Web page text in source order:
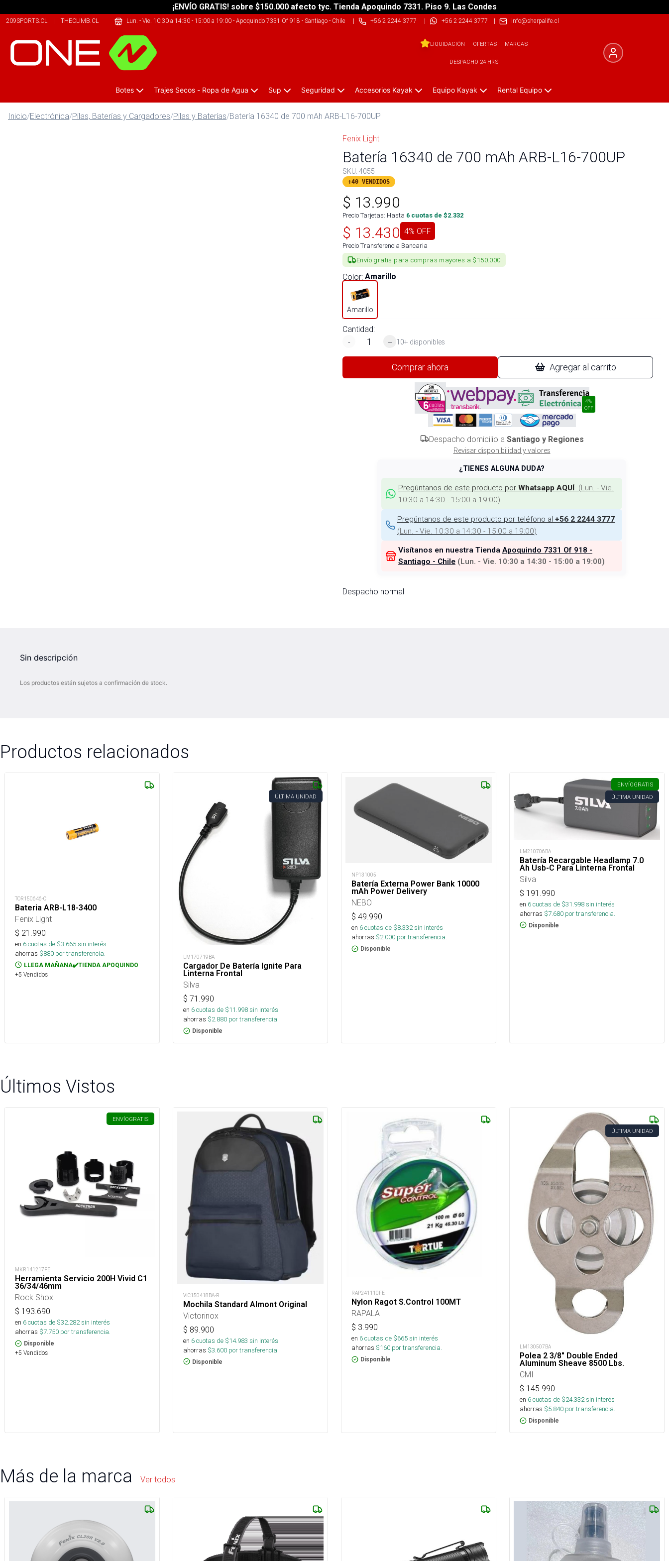
¡ENVÍO GRATIS! sobre $150.000 afecto tyc. Tienda Apoquindo 7331. Piso 9. Las Condes
209SPORTS.CL | THECLIMB.CL SAFELIFE.CL
Lun. - Vie. 10:30 a 14:30 - 15:00 a 19:00- Apoquindo 7331 Of 918 - Santiago - Chile| +56 2 2244 3777 | +56 2 2244 3777 | info@sherpalife.cl
LIQUIDACIÓN OFERTAS MARCAS
DESPACHO 24 HRS
Botes Trajes Secos - Ropa de Agua Sup Seguridad Accesorios Kayak Equipo Kayak Rental Equipo
Inicio/Electrónica/Pilas, Baterías y Cargadores/Pilas y Baterías/Batería 16340 de 700 mAh ARB-L16-700UP
Fenix Light
Batería 16340 de 700 mAh ARB-L16-700UP
SKU: 4055
+40 VENDIDOS
$ 13.990
Precio Tarjetas: Hasta 6 cuotas de $2.332
$ 13.430 4% OFF
Precio Transferencia Bancaria
Envío gratis para compras mayores a $150.000
Color: Amarillo
Amarillo
Cantidad:
-
+ 10+ disponibles
Comprar ahora Agregar al carrito
4%
OFF
Despacho domicilio a Santiago y Regiones
Revisar disponibilidad y valores
¿TIENES ALGUNA DUDA?
Pregúntanos de este producto por Whatsapp AQUÍ (Lun. - Vie.
10:30 a 14:30 - 15:00 a 19:00)
Pregúntanos de este producto por teléfono al +56 2 2244 3777
(Lun. - Vie. 10:30 a 14:30 - 15:00 a 19:00)
Visítanos en nuestra Tienda Apoquindo 7331 Of 918 -
Santiago - Chile (Lun. - Vie. 10:30 a 14:30 - 15:00 a 19:00)
Despacho normal
Sin descripción
Los productos están sujetos a confirmación de stock.
Productos relacionados
TOR150646-C
Bateria ARB-L18-3400
Fenix Light
$ 21.990
en 6cuotas de $3.665sin interés
ahorras $880 por transferencia.
LLEGA MAÑANA✔️TIENDA APOQUINDO
+5 Vendidos
ÚLTIMA UNIDAD
LM170719BA
Cargador De Batería Ignite Para
Linterna Frontal
Silva
$ 71.990
en 6cuotas de $11.998sin interés
ahorras $2.880 por transferencia.
Disponible
NP131005
Batería Externa Power Bank 10000
mAh Power Delivery
NEBO
$ 49.990
en 6cuotas de $8.332sin interés
ahorras $2.000 por transferencia.
Disponible
ENVÍOGRATIS
ÚLTIMA UNIDAD
LM210706BA
Batería Recargable Headlamp 7.0
Ah Usb-C Para Linterna Frontal
Silva
$ 191.990
en 6cuotas de $31.998sin interés
ahorras $7.680 por transferencia.
Disponible
Últimos Vistos
ENVÍOGRATIS
MKR141217FE
Herramienta Servicio 200H Vivid C1
36/34/46mm
Rock Shox
$ 193.690
en 6cuotas de $32.282sin interés
ahorras $7.750 por transferencia.
Disponible
+5 Vendidos
VIC150418BA-R
Mochila Standard Almont Original
Victorinox
$ 89.900
en 6cuotas de $14.983 sin interés
ahorras $3.600 por transferencia.
Disponible
RAP241110FE
Nylon Ragot S.Control 100MT
RAPALA
$ 3.990
en 6cuotas de $665sin interés
ahorras $160 por transferencia.
Disponible
ÚLTIMA UNIDAD
LM130507BA
Polea 2 3/8" Double Ended
Aluminum Sheave 8500 Lbs.
CMI
$ 145.990
en 6cuotas de $24.332sin interés
ahorras $5.840 por transferencia.
Disponible
Más de la marca Ver todos